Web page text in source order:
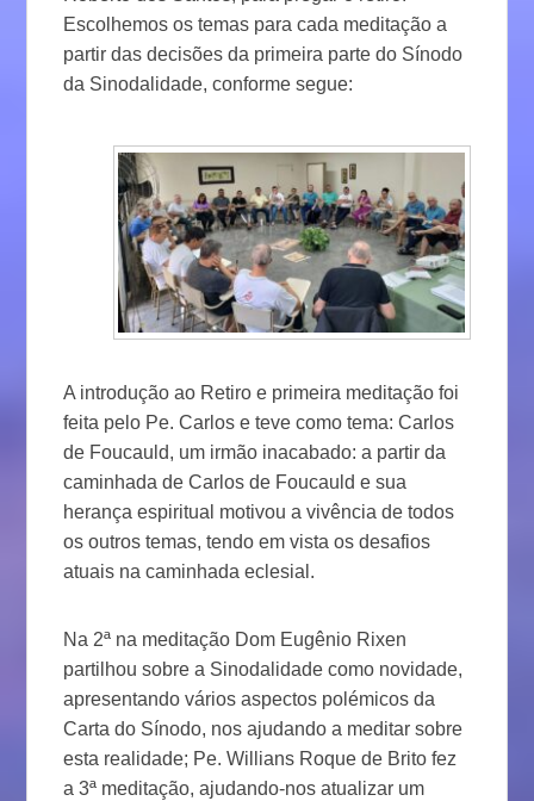
Escolhemos os temas para cada meditação a
partir das decisões da primeira parte do Sínodo
da Sinodalidade, conforme segue:
A introdução ao Retiro e primeira meditação foi
feita pelo Pe. Carlos e teve como tema: Carlos
de Foucauld, um irmão inacabado: a partir da
caminhada de Carlos de Foucauld e sua
herança espiritual motivou a vivência de todos
os outros temas, tendo em vista os desafios
atuais na caminhada eclesial.
Na 2ª na meditação Dom Eugênio Rixen
partilhou sobre a Sinodalidade como novidade,
apresentando vários aspectos polémicos da
Carta do Sínodo, nos ajudando a meditar sobre
esta realidade; Pe. Willians Roque de Brito fez
a 3ª meditação, ajudando-nos atualizar um